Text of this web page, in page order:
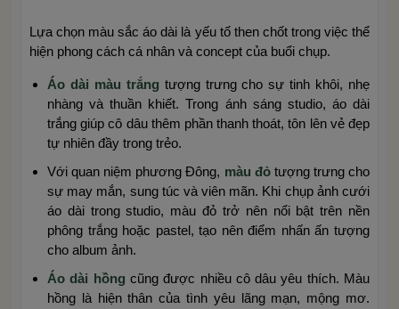
Lựa chọn màu sắc áo dài là yếu tố then chốt trong việc thể
hiện phong cách cá nhân và concept của buổi chụp.
Áo dài màu trắng tượng trưng cho sự tinh khôi, nhẹ
nhàng và thuần khiết. Trong ánh sáng studio, áo dài
trắng giúp cô dâu thêm phần thanh thoát, tôn lên vẻ đẹp
tự nhiên đầy trong trẻo.
Với quan niệm phương Đông, màu đỏtượng trưng cho
sự may mắn, sung túc và viên mãn. Khi chụp ảnh cưới
áo dài trong studio, màu đỏ trở nên nổi bật trên nền
phông trắng hoặc pastel, tạo nên điểm nhấn ấn tượng
cho album ảnh.
Áo dài hồng cũng được nhiều cô dâu yêu thích. Màu
hồng là hiện thân của tình yêu lãng mạn, mộng mơ.